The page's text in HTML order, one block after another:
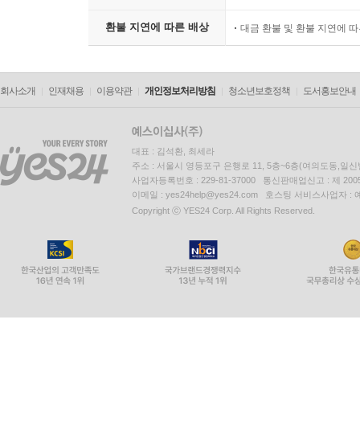
환불 지연에 따른 배상 대금 환불 및 환불 지연에
회사소개 인재채용 이용약관 개인정보처리방침 청소년보호정책 도서홍보안내
대표 : 김석환, 최세라
주소 : 서울시 영등포구 은행로 11, 5층~6층(여의도동,일신
사업자등록번호 : 229-81-37000 통신판매업신고 : 제
이메일 : yes24help@yes24.com 호스팅 서비스사업자 :
Copyright ⓒ YES24 Corp. All Rights Reserved.